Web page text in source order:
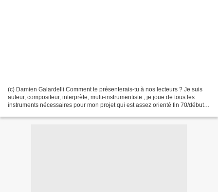
(c) Damien Galardelli Comment te présenterais-tu à nos lecteurs ? Je suis
auteur, compositeur, interprète, multi-instrumentiste ; je joue de tous les
instruments nécessaires pour mon projet qui est assez orienté fin 70/début